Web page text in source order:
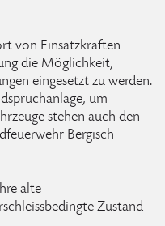
von Einsatzkräften
die Möglichkeit,
eingesetzt zu werden.
um
stehen auch den
Bergisch
alte
Zustand